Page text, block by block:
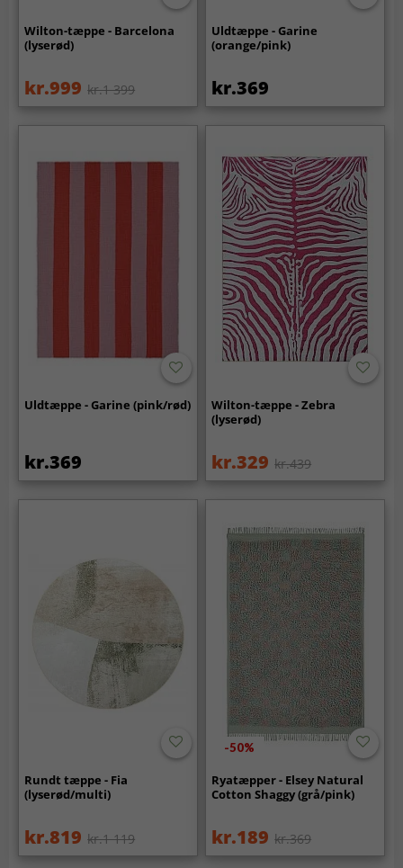
Wilton-tæppe - Barcelona
(lyserød)
kr.999 kr.1 399
Uldtæppe - Garine
(orange/pink)
kr.369
Uldtæppe - Garine (pink/rød)
kr.369
Wilton-tæppe - Zebra
(lyserød)
kr.329 kr.439
Rundt tæppe - Fia
(lyserød/multi)
kr.819 kr.1 119
-50%
Ryatæpper - Elsey Natural
Cotton Shaggy (grå/pink)
kr.189 kr.369